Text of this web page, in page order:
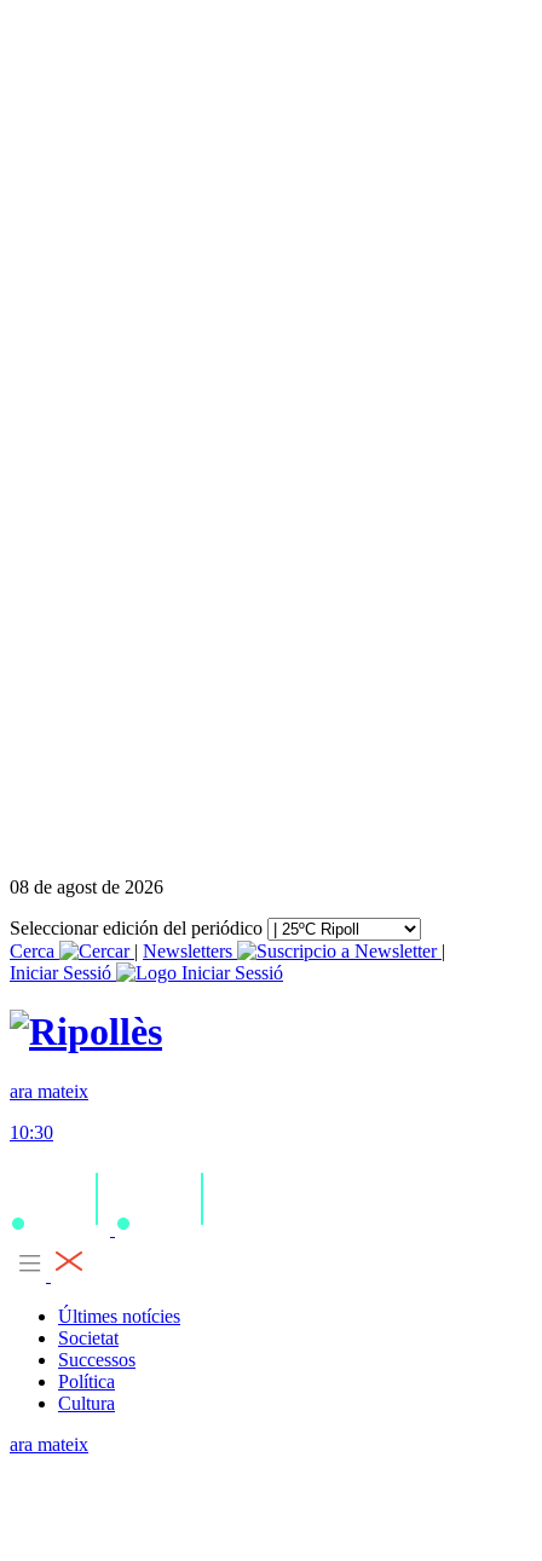
08 de agost de 2026
Seleccionar edición del periódico
Cerca
| Newsletters
|
Iniciar Sessió
ara mateix
10:30
Últimes notícies
Societat
Successos
Política
Cultura
ara mateix